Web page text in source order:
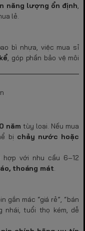
năng lượng ổn định,
lẻ.
bì nhựa, việc mua sỉ
, góp phần bảo vệ môi
năm tùy loại. Nếu mua
bị chảy nước hoặc
với nhu cầu 6–12
thoáng mát.
gắn mác “giá rẻ”, “bán
tuổi thọ kém, dễ